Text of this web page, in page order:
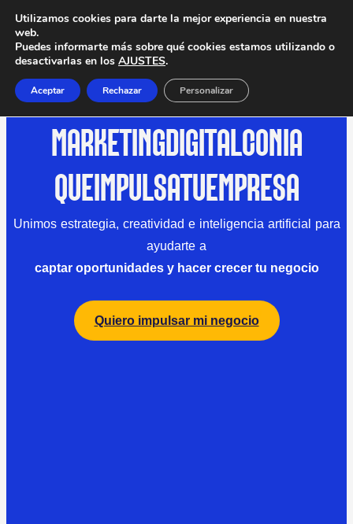
MARKETINGDIGITALCON IA
QUEIMPULSATUEMPRESA
Unimos estrategia, creatividad e inteligencia artificial para
ayudarte a
captar oportunidades y hacer crecer tu negocio
Quiero impulsar mi negocio
Utilizamos cookies para darte la mejor experiencia en nuestra
web.
Puedes informarte más sobre qué cookies estamos utilizando o
desactivarlas en los AJUSTES.
Aceptar Rechazar Personalizar